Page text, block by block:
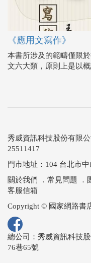
《應用文寫作》
本書所涉及的範疇僅限
文六大類，原則上是以
秀威資訊科技股份有限
25511417
門市地址：104 台北市
關於我們
． 常見問題 ．
客服信箱
Copyright © 國家網路書
總公司：秀威資訊科技
76巷65號